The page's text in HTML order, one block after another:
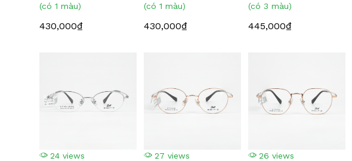
(có 1 màu)
430,000₫
(có 1 màu)
430,000₫
(có 3 màu)
445,000₫
24 views
27 views
26 views